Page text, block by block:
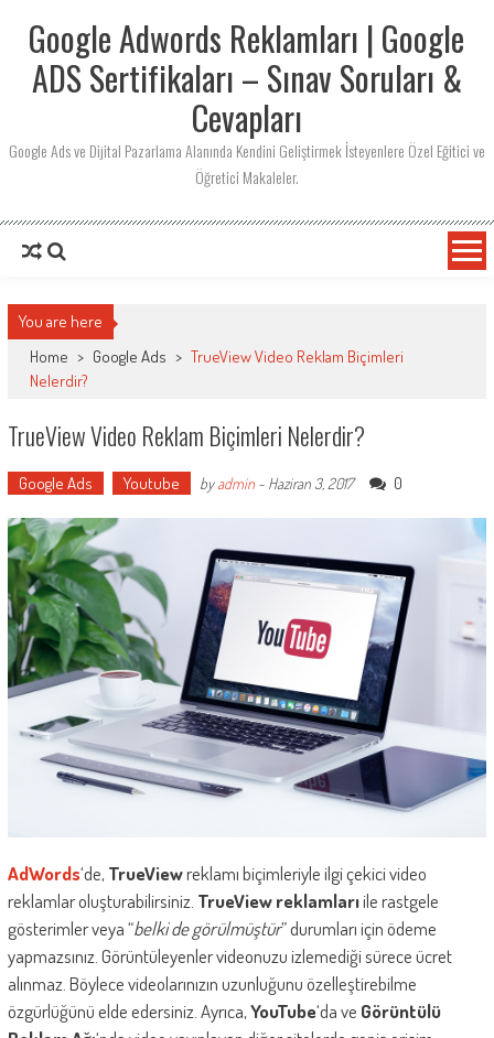
contentGoogle Adwords Reklamları | Google
ADS Sertifikaları – Sınav Soruları &
Cevapları
Google Ads ve Dijital Pazarlama Alanında Kendini Geliştirmek İsteyenlere Özel Eğitici ve
Öğretici Makaleler.
You are here
Home > Google Ads > TrueView Video Reklam Biçimleri
Nelerdir?
TrueView Video Reklam Biçimleri Nelerdir?
Google Ads Youtube byadmin- Haziran 3, 2017 0
AdWords‘de, TrueViewreklamı biçimleriyle ilgi çekici video
reklamlar oluşturabilirsiniz. TrueView reklamlarıile rastgele
gösterimler veya “belki de görülmüştür” durumları için ödeme
yapmazsınız. Görüntüleyenler videonuzu izlemediği sürece ücret
alınmaz. Böylece videolarınızın uzunluğunu özelleştirebilme
özgürlüğünü elde edersiniz. Ayrıca,YouTube‘da ve Görüntülü